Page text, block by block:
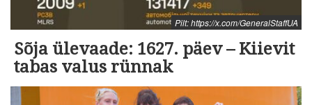
Pilt: https://x.com/GeneralStaffUA
Sõja ülevaade: 1627. päev – Kiievit
tabas valus rünnak